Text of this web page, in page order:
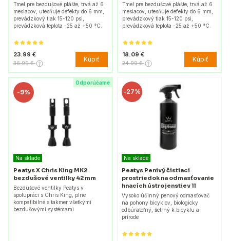
Tmel pre bezdušové plášte, trvá až 6
mesiacov, utesňuje defekty do 6 mm,
prevádzkový tlak 15-120 psi,
prevádzková teplota -25 až +50 °C.
23.99 €
36.99 € Kúpiť
Tmel pre bezdušové plášte, trvá až 6
mesiacov, utesňuje defekty do 6 mm,
prevádzkový tlak 15-120 psi,
prevádzková teplota -25 až +50 °C.
18.09 €
24.99 € Kúpiť
Odporúčame
-9%
Na sklade
Peatys X Chris King MK2
bezdušové ventilky 42 mm
Bezdušové ventilky Peatys v
spolupráci s Chris King, plne
kompatibilné s takmer všetkými
bezdušovými systémami
-27%
Na sklade
Peatys Penivý čistiaci
prostriedok na odmasťovanie
hnacích ústrojenstiev 1l
Vysoko účinný penový odmasťovač
na pohony bicyklov, biologicky
odbúrateľný, šetrný k bicyklu a
prírode